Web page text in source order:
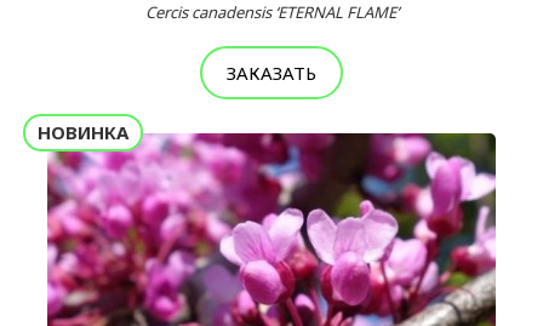
Cercis canadensis ‘ETERNAL FLAME’
ЗАКАЗАТЬ
НОВИНКА